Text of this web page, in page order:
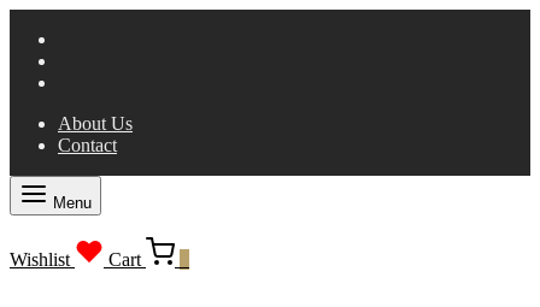
About Us
Contact
Menu
Wishlist Cart